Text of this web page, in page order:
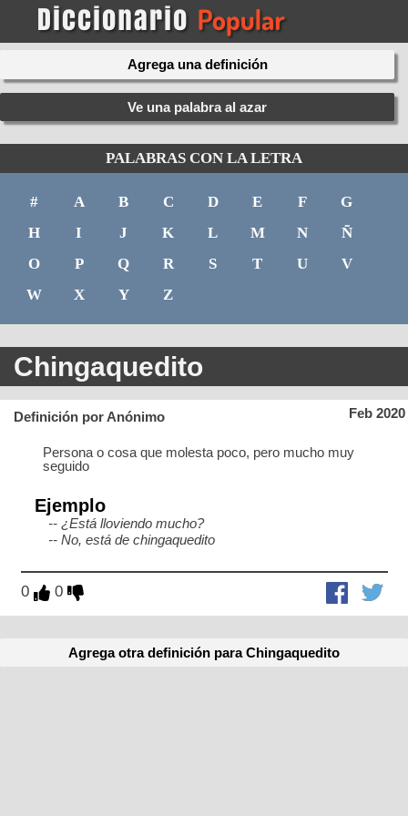
Agrega una definición
Ve una palabra al azar
PALABRAS CON LA LETRA
# A B C D E F
G
H
I J K L M N
Ñ
O
P Q R S T U
V
W
X Y Z
Chingaquedito
Feb 2020
Definición por Anónimo
Persona o cosa que molesta poco, pero mucho muy
seguido
Ejemplo
-- ¿Está lloviendo mucho?
-- No, está de chingaquedito
0 0
Agrega otra definición para Chingaquedito